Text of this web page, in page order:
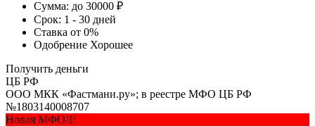
Сумма: до 30000 ₽
Срок: 1 - 30 дней
Ставка от 0%
Одобрение Хорошее
Получить деньги
ЦБ РФ
ООО МКК «Фастмани.ру»; в реестре МФО ЦБ РФ
№1803140008707
Новая МФО!!!